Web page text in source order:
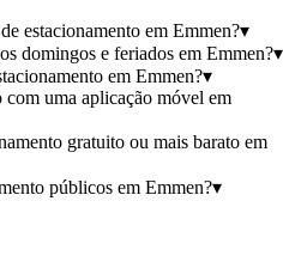
estacionamento em Emmen?▾
domingos e feriados em Emmen?▾
em Emmen?▾
com uma aplicação móvel em
gratuito ou mais barato em
públicos em Emmen?▾